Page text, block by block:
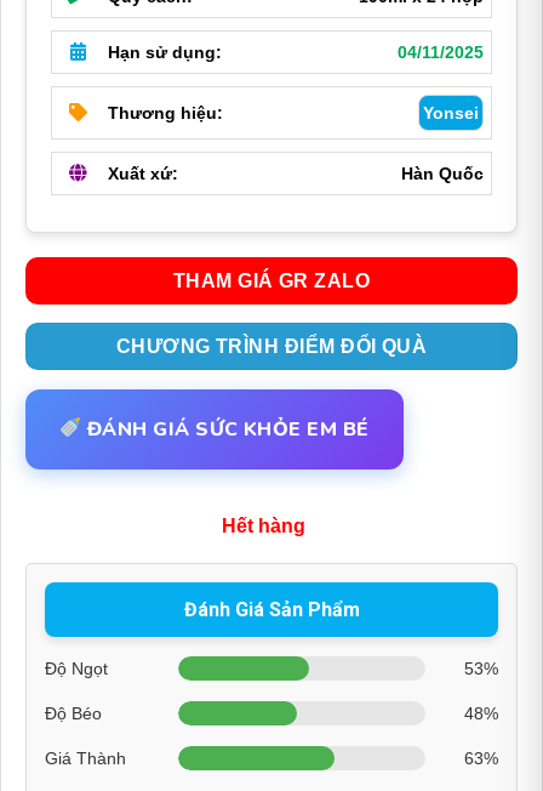
Hạn sử dụng: 04/11/2025
Thương hiệu: Yonsei
Xuất xứ: Hàn Quốc
THAM GIÁ GR ZALO
CHƯƠNG TRÌNH ĐIỂM ĐỔI QUÀ
ĐÁNH GIÁ SỨC KHỎE EM BÉ
Hết hàng
Đánh Giá Sản Phẩm
Độ Ngọt 53%
Độ Béo 48%
Giá Thành 63%